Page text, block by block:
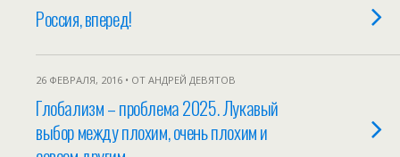
Россия, вперед!
26 ФЕВРАЛЯ, 2016 • ОТ АНДРЕЙ ДЕВЯТОВ
Глобализм – проблема 2025. Лукавый
выбор между плохим, очень плохим и